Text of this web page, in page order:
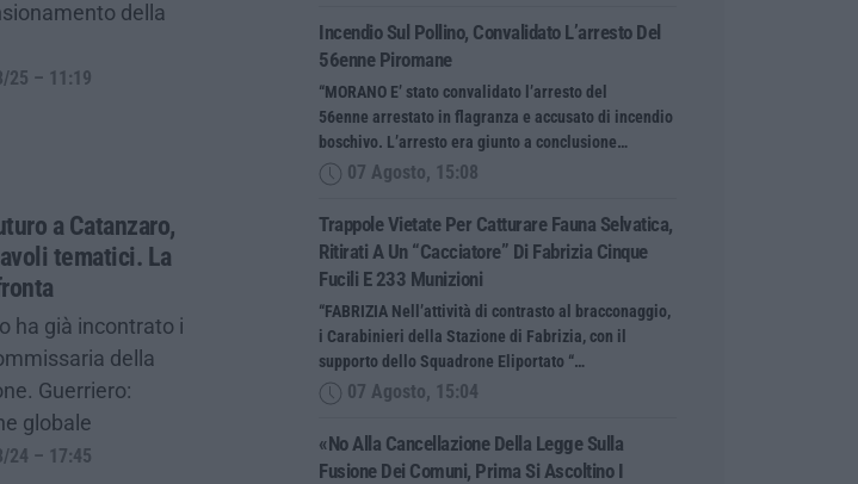
della
25 – 11:19
a Catanzaro,
tematici. La
ha già incontrato i
della
Guerriero:
globale
24 – 17:45
Incendio Sul Pollino, Convalidato L’arresto Del
56enne Piromane
“MORANO E’ stato convalidato l’arresto del
56enne arrestato in flagranza e accusato di incendio
boschivo. L’arresto era giunto a conclusione…
07 Agosto, 15:08
Trappole Vietate Per Catturare Fauna Selvatica,
Ritirati A Un “cacciatore” Di Fabrizia Cinque
Fucili E 233 Munizioni
“FABRIZIA Nell’attività di contrasto al bracconaggio,
i Carabinieri della Stazione di Fabrizia, con il
supporto dello Squadrone Eliportato “…
07 Agosto, 15:04
«No Alla Cancellazione Della Legge Sulla
Fusione Dei Comuni, Prima Si Ascoltino I